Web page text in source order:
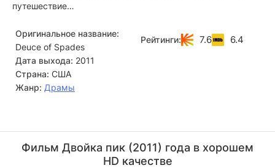
путешествие…
Оригинальное название:
Deuce of Spades
Дата выхода: 2011
Страна: США
Жанр: Драмы
Рейтинги: 7.6 6.4
(Convertible pas...)
(Gerald)
Фильм Двойка пик (2011) года в хорошем
HD качестве